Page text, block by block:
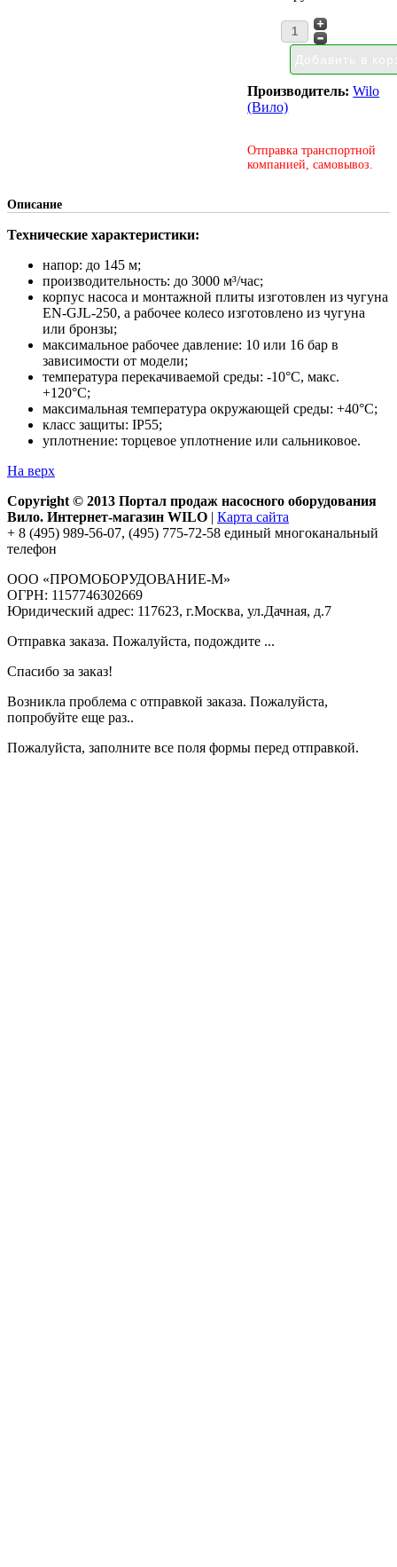
Производитель:Wilo
(Вило)
Отправка транспортной
компанией, самовывоз.
Описание
Технические характеристики:
напор: до 145 м;
производительность: до 3000 м³/час;
корпус насоса и монтажной плиты изготовлен из чугуна
EN-GJL-250, а рабочее колесо изготовлено из чугуна
или бронзы;
максимальное рабочее давление: 10 или 16 бар в
зависимости от модели;
температура перекачиваемой среды: -10°С, макс.
+120°С;
максимальная температура окружающей среды: +40°С;
класс защиты: IP55;
уплотнение: торцевое уплотнение или сальниковое.
На верх
Copyright © 2013 Портал продаж насосного оборудования
Вило. Интернет-магазин WILO | Карта сайта
+ 8 (495) 989-56-07, (495) 775-72-58 единый многоканальный
телефон
ООО «ПРОМОБОРУДОВАНИЕ-М»
ОГРН: 1157746302669
Юридический адрес: 117623, г.Москва, ул.Дачная, д.7
Отправка заказа. Пожалуйста, подождите ...
Спасибо за заказ!
Возникла проблема с отправкой заказа. Пожалуйста,
попробуйте еще раз..
Пожалуйста, заполните все поля формы перед отправкой.